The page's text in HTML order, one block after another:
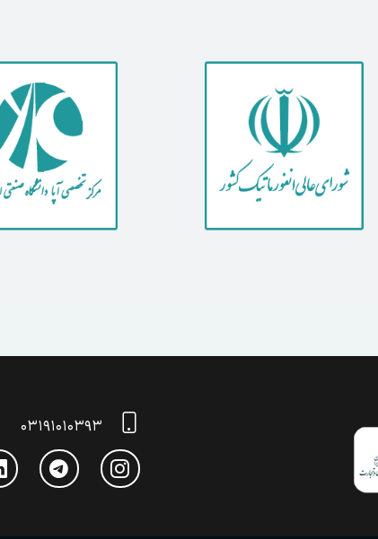
۰۳۱۹۱۰۱۰۳۹۳